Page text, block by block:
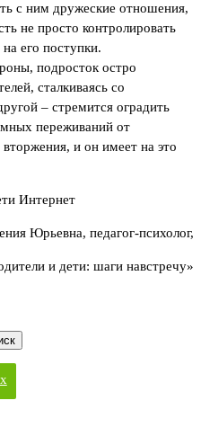
с ним дружеские отношения,
не просто контролировать
его поступки.
подросток остро
сталкиваясь со
– стремится оградить
переживаний от
и он имеет на это
Интернет
Юрьевна, педагог-психолог,
и дети: шаги навстречу»